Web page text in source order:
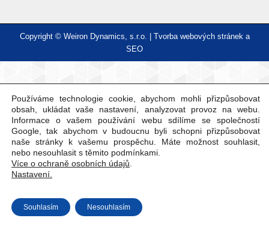
Copyright © Weiron Dynamics, s.r.o. | Tvorba webových stráneka
SEO
Používáme technologie cookie, abychom mohli přizpůsobovat
obsah, ukládat vaše nastavení, analyzovat provoz na webu.
Informace o vašem používání webu sdílíme se společností
Google, tak abychom v budoucnu byli schopni přizpůsobovat
naše stránky k vašemu prospěchu. Máte možnost souhlasit,
nebo nesouhlasit s těmito podmínkami.
Více o ochraně osobních údajů
Nastavení.
Souhlasím Nesouhlasím